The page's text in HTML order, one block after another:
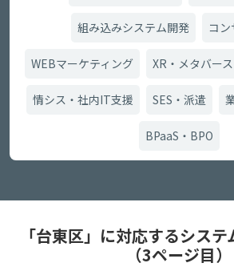
組み込みシステム開発 コン
WEBマーケティング XR・メタバース
情シス・社内IT支援 SES・派遣
BPaaS・BPO
「台東区」に対応するシス
（3ページ目）